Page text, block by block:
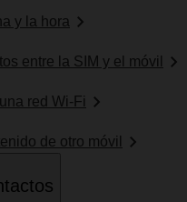
y la hora
entre la SIM y el móvil
red Wi-Fi
de otro móvil